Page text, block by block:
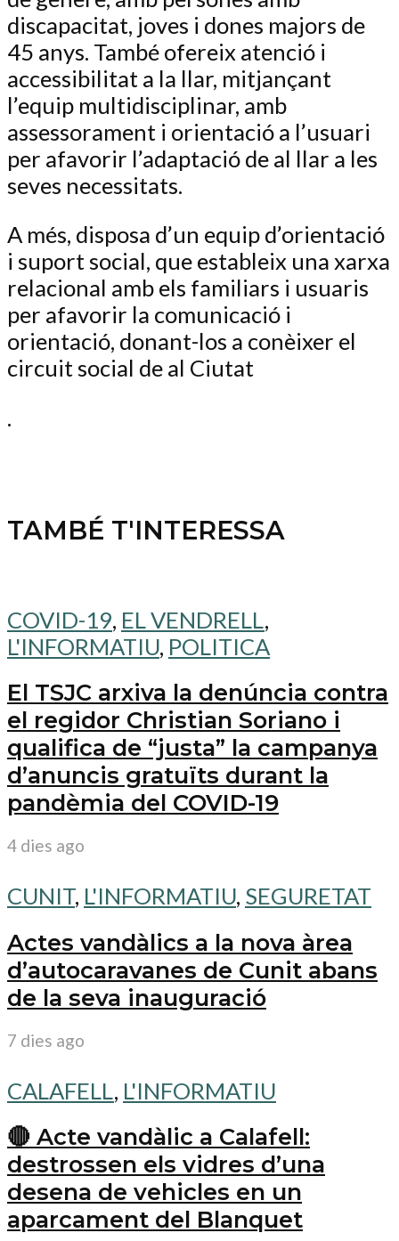
discapacitat, joves i dones majors de
45 anys. També ofereix atenció i
accessibilitat a la llar, mitjançant
l’equip multidisciplinar, amb
assessorament i orientació a l’usuari
per afavorir l’adaptació de al llar a les
seves necessitats.
A més, disposa d’un equip d’orientació
i suport social, que estableix una xarxa
relacional amb els familiars i usuaris
per afavorir la comunicació i
orientació, donant-los a conèixer el
circuit social de al Ciutat
.
TAMBÉ T'INTERESSA
COVID-19, EL VENDRELL ,
L'INFORMATIU, POLITICA
El TSJC arxiva la denúncia contra
el regidor Christian Soriano i
qualifica de “justa” la campanya
d’anuncis gratuïts durant la
pandèmia del COVID-19
4 dies ago
CUNIT, L'INFORMATIU, SEGURETAT
Actes vandàlics a la nova àrea
d’autocaravanes de Cunit abans
de la seva inauguració
7 dies ago
CALAFELL , L'INFORMATIU
🔴 Acte vandàlic a Calafell:
destrossen els vidres d’una
desena de vehicles en un
aparcament del Blanquet